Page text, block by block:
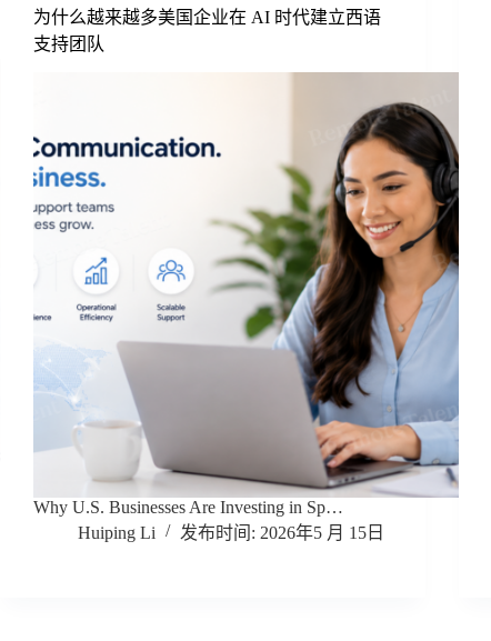
为什么越来越多美国企业在 AI 时代建立西语
支持团队
Why U.S. Businesses Are Investing in Sp…
Huiping Li
2026年5 月 15日